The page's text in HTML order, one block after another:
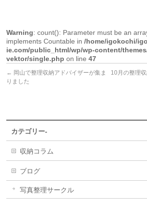
Warning: count(): Parameter must be an
implements Countable in/home/igokochi/
ie.com/public_html/wp/wp-content/
vektor/single.php on line47
← 岡山で整理収納アドバイザーが集ま
りました
10月の整理
カテゴリー-
収納コラム
ブログ
写真整理サークル